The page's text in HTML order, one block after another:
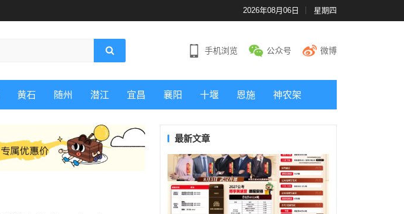
2026年08月06日 星期四
手机浏览 公众号 微博
黄石 随州 潜江 宜昌 襄阳 十堰 恩施 神农架
最新文章